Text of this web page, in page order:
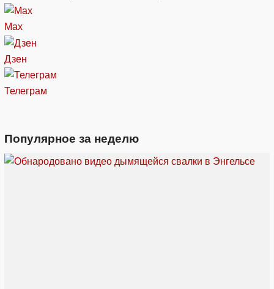
Max
Дзен
Телеграм
Популярное за неделю